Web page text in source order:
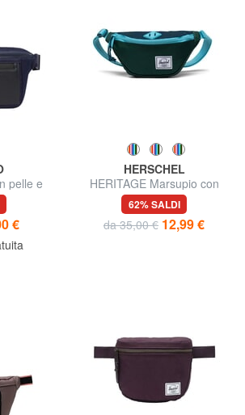
pelle e
€
HERSCHEL
HERITAGE Marsupio con
portanome
62% SALDI
da 35,00 € 12,99 €